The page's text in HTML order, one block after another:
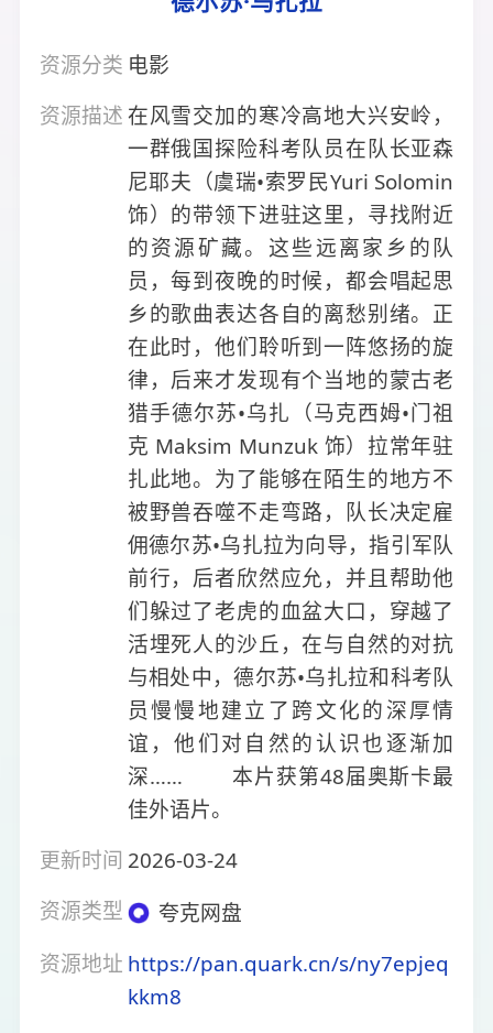
资源分类 电影
资源描述在风雪交加的寒冷高地大兴安岭，
一群俄国探险科考队员在队长亚森
尼耶夫（虞瑞•索罗民Yuri Solomin
饰）的带领下进驻这里，寻找附近
的资源矿藏。这些远离家乡的队
员，每到夜晚的时候，都会唱起思
乡的歌曲表达各自的离愁别绪。正
在此时，他们聆听到一阵悠扬的旋
律，后来才发现有个当地的蒙古老
猎手德尔苏•乌扎（马克西姆•门祖
克 Maksim Munzuk 饰）拉常年驻
扎此地。为了能够在陌生的地方不
被野兽吞噬不走弯路，队长决定雇
佣德尔苏•乌扎拉为向导，指引军队
前行，后者欣然应允，并且帮助他
们躲过了老虎的血盆大口，穿越了
活埋死人的沙丘，在与自然的对抗
与相处中，德尔苏•乌扎拉和科考队
员慢慢地建立了跨文化的深厚情
谊，他们对自然的认识也逐渐加
深…… 本片获第48届奥斯卡最
佳外语片。
更新时间 2026-03-24
资源类型
夸克网盘
资源地址 https://pan.quark.cn/s/ny7epjeq
kkm8